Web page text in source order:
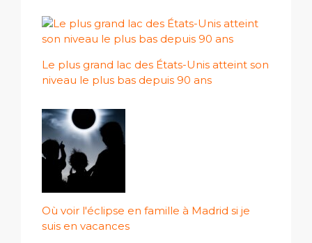
Le plus grand lac des États-Unis atteint son
niveau le plus bas depuis 90 ans
Où voir l'éclipse en famille à Madrid si je
suis en vacances